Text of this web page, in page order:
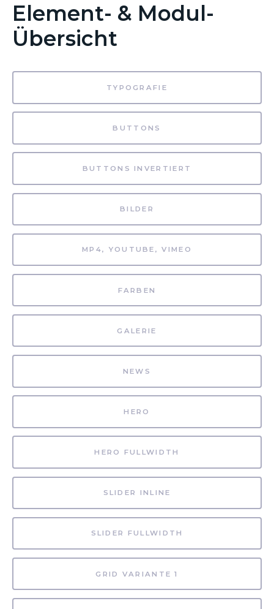
Element- & Modul-
Übersicht
TYPOGRAFIE
BUTTONS
BUTTONS INVERTIERT
BILDER
MP4, YOUTUBE, VIMEO
FARBEN
GALERIE
NEWS
HERO
HERO FULLWIDTH
SLIDER INLINE
SLIDER FULLWIDTH
GRID VARIANTE 1